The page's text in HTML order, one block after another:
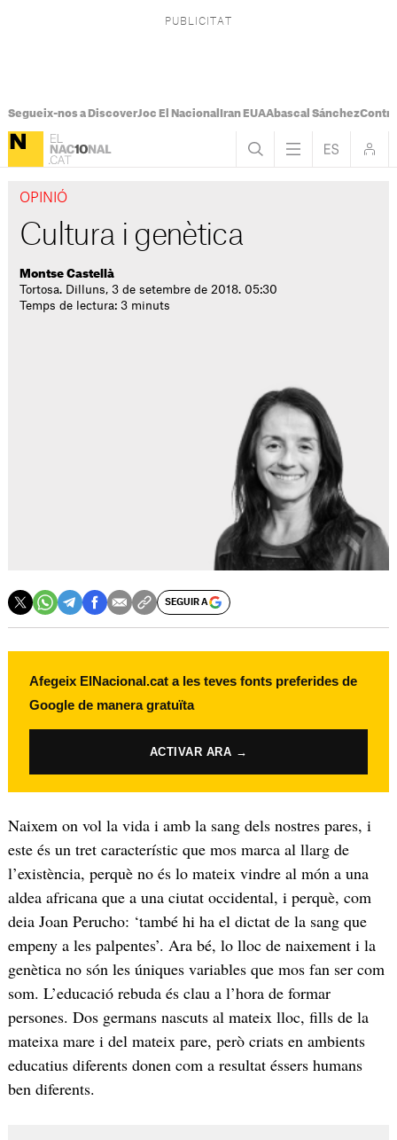
Segueix-nos a DiscoverJoc El Nacional Iran EUAAbascal Sánchez
OPINIÓ
Cultura i genètica
Montse Castellà
Tortosa. Dilluns, 3 de setembre de 2018. 05:30
Temps de lectura: 3 minuts
SEGUIR A
Afegeix ElNacional.cat a les teves fonts preferides de
Google de manera gratuïta
ACTIVAR ARA →
Naixem on vol la vida i amb la sang dels nostres pares, i
este és un tret característic que mos marca al llarg de
l’existència, perquè no és lo mateix vindre al món a una
aldea africana que a una ciutat occidental, i perquè, com
deia Joan Perucho: ‘també hi ha el dictat de la sang que
empeny a les palpentes’. Ara bé, lo lloc de naixement i la
genètica no són les úniques variables que mos fan ser com
som. L’educació rebuda és clau a l’hora de formar
persones. Dos germans nascuts al mateix lloc, fills de la
mateixa mare i del mateix pare, però criats en ambients
educatius diferents donen com a resultat éssers humans
ben diferents.